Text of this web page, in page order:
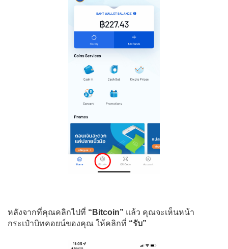
หลังจากที่คุณคลิกไปที่ “Bitcoin” แล้ว คุณจะเห็นหน้า
กระเป๋าบิทคอยน์ของคุณ ให้คลิกที่ “รับ”